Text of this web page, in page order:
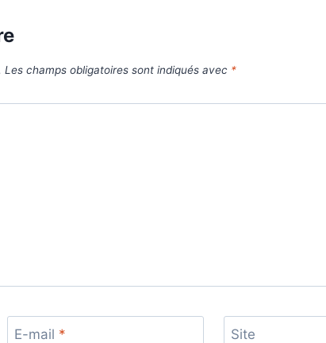
Les champs obligatoires sont indiqués avec *
E-mail * Site